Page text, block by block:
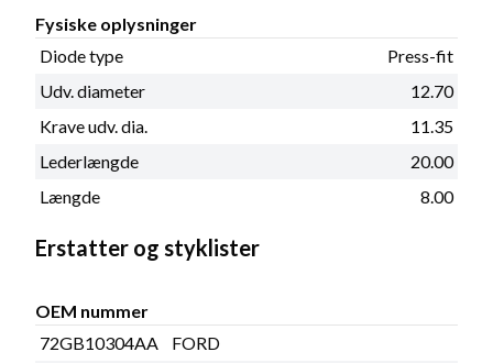
Fysiske oplysninger
Diode type
Press-fit
Udv. diameter
12.70
Krave udv. dia.
11.35
Lederlængde
20.00
Længde
8.00
Erstatter og styklister
OEM nummer
72GB10304AA
FORD